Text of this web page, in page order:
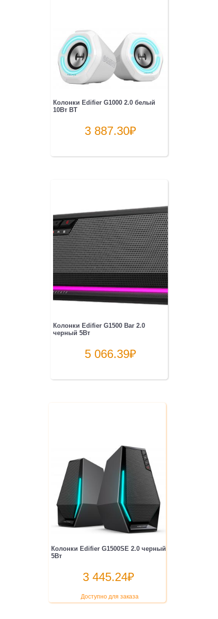
Колонки Edifier G1000 2.0 белый
10Вт BT
3 887.30₽
Колонки Edifier G1500 Bar 2.0
черный 5Вт
5 066.39₽
Колонки Edifier G1500SE 2.0 черный
5Вт
3 445.24₽
Доступно для заказа